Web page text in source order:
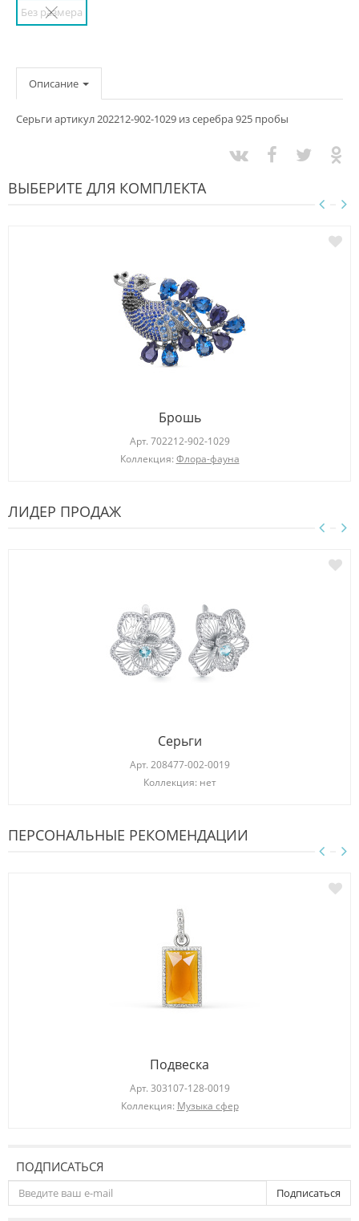
Без размера
Описание
Серьги артикул 202212-902-1029 из серебра 925 пробы
ВЫБЕРИТЕ ДЛЯ КОМПЛЕКТА
Брошь
Арт. 702212-902-1029
Коллекция: Флора-фауна
ЛИДЕР ПРОДАЖ
Серьги
Арт. 208477-002-0019
Коллекция: нет
ПЕРСОНАЛЬНЫЕ РЕКОМЕНДАЦИИ
Подвеска
Арт. 303107-128-0019
Коллекция: Музыка сфер
ПОДПИСАТЬСЯ
Подписаться